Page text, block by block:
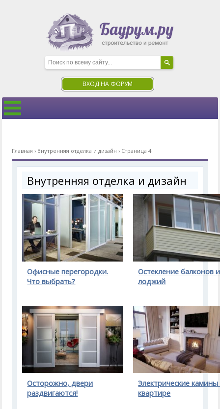
ВХОД НА ФОРУМ
Главная › Внутренняя отделка и дизайн › Страница 4
Внутренняя отделка и дизайн
Офисные перегородки.
Что выбрать?
Остекление балконов и
лоджий
Осторожно, двери
раздвигаются!
Электрические камины
квартире